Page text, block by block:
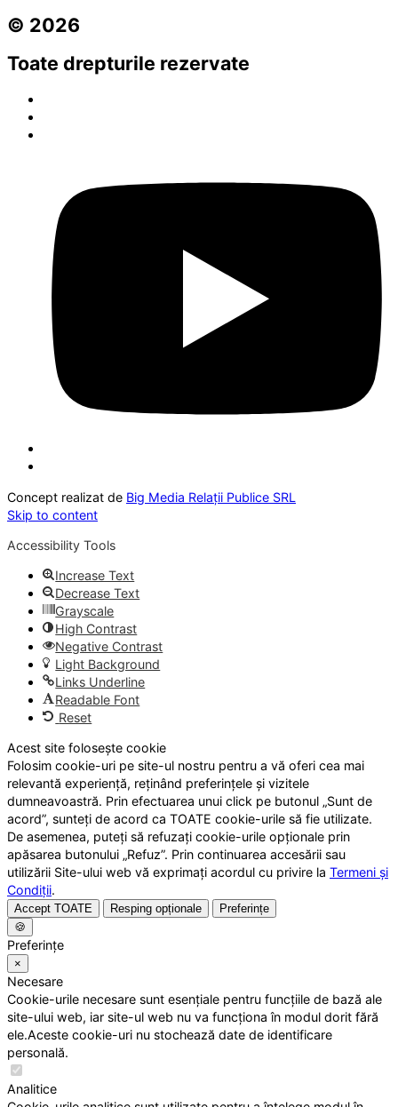
© 2026
Toate drepturile rezervate
Concept realizat de Big Media Relații Publice SRL
Skip to content
Accessibility Tools
Increase Text
Decrease Text
Grayscale
High Contrast
Negative Contrast
Light Background
Links Underline
Readable Font
Reset
Acest site folosește cookie
Folosim cookie-uri pe site-ul nostru pentru a vă oferi cea mai
relevantă experiență, reținând preferințele și vizitele
dumneavoastră. Prin efectuarea unui click pe butonul „Sunt de
acord”, sunteți de acord ca TOATE cookie-urile să fie utilizate.
De asemenea, puteți să refuzați cookie-urile opționale prin
apăsarea butonului „Refuz”. Prin continuarea accesării sau
utilizării Site-ului web vă exprimați acordul cu privire la Termeni și
Condiții.
Accept TOATE Resping opționale
Preferințe
🍪
Preferințe
×
Necesare
Cookie-urile necesare sunt esențiale pentru funcțiile de bază ale
site-ului web, iar site-ul web nu va funcționa în modul dorit fără
ele.Aceste cookie-uri nu stochează date de identificare
personală.
Analitice